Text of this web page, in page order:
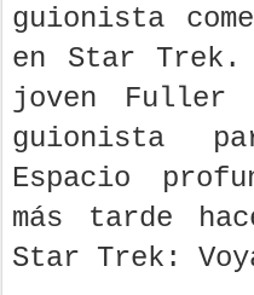
guionista
en Star Trek.
joven Fuller
guionista
Espacio
más tarde
Star Trek: